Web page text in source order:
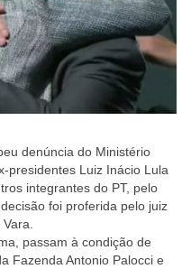
denúncia do Ministério
presidentes Luiz Inácio Lula
integrantes do PT, pelo
foi proferida pelo juiz
passam à condição de
Fazenda Antonio Palocci e